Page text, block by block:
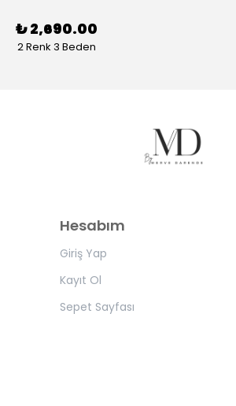
₺ 2,690.00
2 Renk 3 Beden
Hesabım
Giriş Yap
Kayıt Ol
Sepet Sayfası